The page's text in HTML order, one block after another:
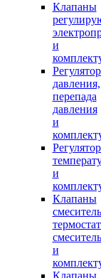
Клапаны
и
давления,
перепада
давления
и
и
Клапаны
и
Клапаны,